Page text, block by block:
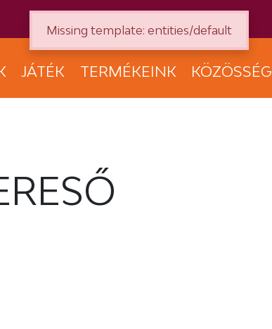
JÁTÉK TERMÉKEINK KÖZÖSSÉG
Missing template: entities/default